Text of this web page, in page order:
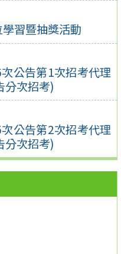
習暨抽獎活動
公告第1次招考代理
分次招考)
公告第2次招考代理
分次招考)